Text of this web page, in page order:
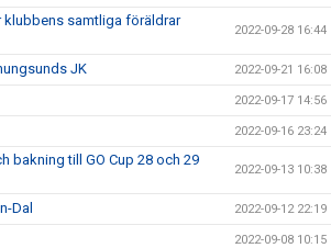
klubbens samtliga föräldrar
2022-09-28 16:44
JK 2022-09-21 16:08
2022-09-17 14:56
2022-09-16 23:24
bakning till GO Cup 28 och 29
2022-09-13 10:38
Dal 2022-09-12 22:19
2022-09-08 10:15